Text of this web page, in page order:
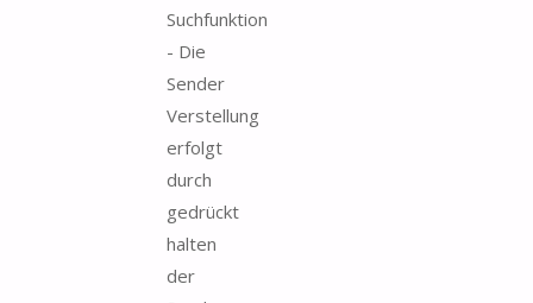
Suchfunktion
- Die
Sender
Verstellung
erfolgt
durch
gedrückt
halten
der